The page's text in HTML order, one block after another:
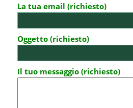
La tua email (richiesto)
Oggetto (richiesto)
Il tuo messaggio (richiesto)